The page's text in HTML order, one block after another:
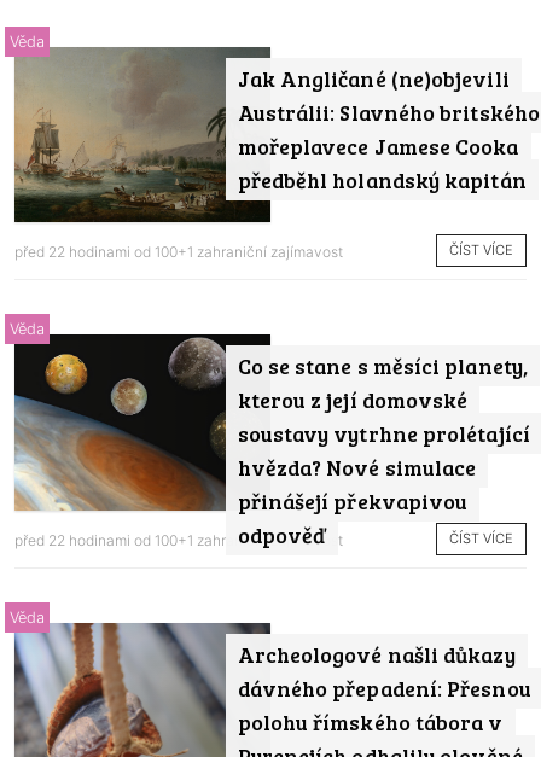
Jak Angličané (ne)objevili
Austrálii: Slavného britského
mořeplavece Jamese Cooka
předběhl holandský kapitán
Věda
před 22 hodinami od 100+1 zahraniční zajímavost ČÍST VÍCE
Co se stane s měsíci planety,
kterou z její domovské
soustavy vytrhne prolétající
hvězda? Nové simulace
přinášejí překvapivou
odpověď
Věda
před 22 hodinami od 100+1 zahraniční zajímavost ČÍST VÍCE
Archeologové našli důkazy
dávného přepadení: Přesnou
polohu římského tábora v
Věda